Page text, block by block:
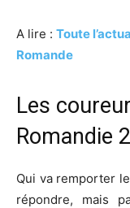
A lire : Toute
Romande
Les
Romandie
Qui va remporter
répondre, mais